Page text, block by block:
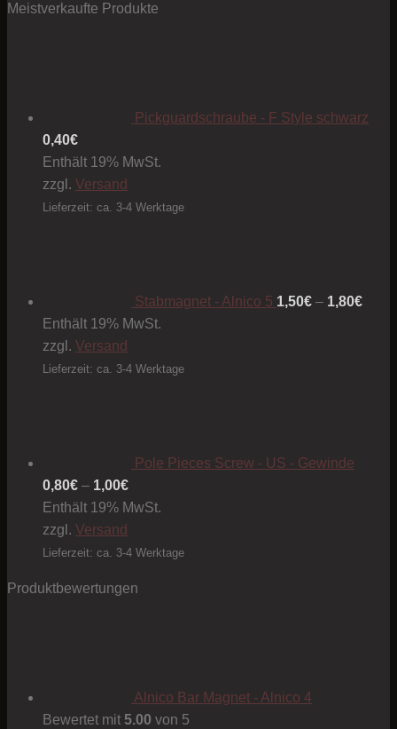
Meistverkaufte Produkte
Pickguardschraube - F Style schwarz
0,40€
Enthält 19% MwSt.
zzgl. Versand
Lieferzeit: ca. 3-4 Werktage
Stabmagnet - Alnico 5 1,50€ – 1,80€1,80€
Enthält 19% MwSt.
zzgl. Versand
Lieferzeit: ca. 3-4 Werktage
Pole Pieces Screw - US - Gewinde
0,80€ – 1,00€Preisspanne:
0,80€
1,00€
Enthält 19% MwSt.
zzgl. Versand
Lieferzeit: ca. 3-4 Werktage
Produktbewertungen
Alnico Bar Magnet - Alnico 4
Bewertet mit 5.00 von 5